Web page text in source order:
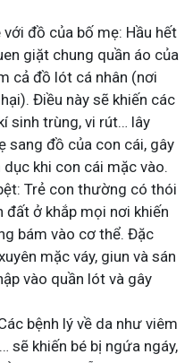
đồ của bố mẹ: Hầu hết
giặt chung quần áo của
cả đồ lót cá nhân (nơi
Điều này sẽ khiến các
sinh trùng, vi rút… lây
sang đồ của con cái, gây
khi con cái mặc vào.
Trẻ con thường có thói
đất ở khắp mọi nơi khiến
bám vào cơ thể. Đặc
mặc váy, giun và sán
vào quần lót và gây
bệnh lý về da như viêm
sẽ khiến bé bị ngứa ngáy,